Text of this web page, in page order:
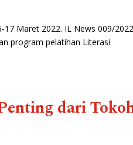
17 Maret 2022. IL News 009/
program pelatihan Literasi
dari